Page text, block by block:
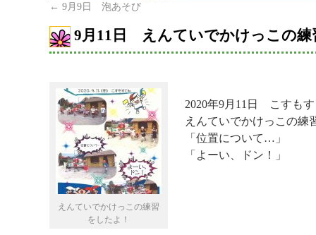
← 9月9日 泡あそび
9月11日 えんていでかけっこの練
えんていでかけっこの練習
をしたよ！
2020年9月11日 こすも
えんていでかけっこの練
「位置について…」
「よーい、ドン！」